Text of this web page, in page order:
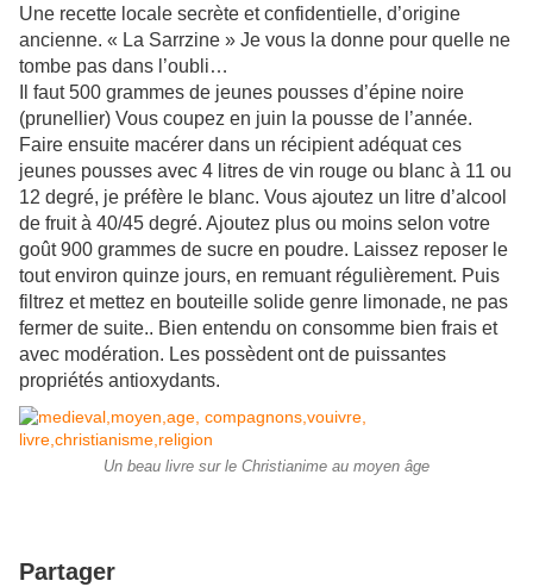
Une recette locale secrète et confidentielle, d’origine
ancienne. « La Sarrzine » Je vous la donne pour quelle ne
tombe pas dans l’oubli…
Il faut 500 grammes de jeunes pousses d’épine noire
(prunellier) Vous coupez en juin la pousse de l’année.
Faire ensuite macérer dans un récipient adéquat ces
jeunes pousses avec 4 litres de vin rouge ou blanc à 11 ou
12 degré, je préfère le blanc. Vous ajoutez un litre d’alcool
de fruit à 40/45 degré. Ajoutez plus ou moins selon votre
goût 900 grammes de sucre en poudre. Laissez reposer le
tout environ quinze jours, en remuant régulièrement. Puis
filtrez et mettez en bouteille solide genre limonade, ne pas
fermer de suite.. Bien entendu on consomme bien frais et
avec modération. Les possèdent ont de puissantes
propriétés antioxydants.
Un beau livre sur le Christianime au moyen âge
Partager